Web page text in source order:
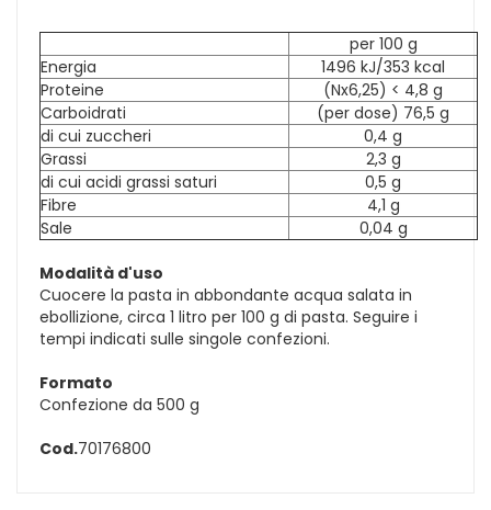
per 100 g
Energia
1496 kJ/353 kcal
Proteine
(Nx6,25) < 4,8 g
Carboidrati
(per dose) 76,5 g
di cui zuccheri
0,4 g
Grassi
2,3 g
di cui acidi grassi saturi
0,5 g
Fibre
4,1 g
Sale
0,04 g
Modalità d'uso
Cuocere la pasta in abbondante acqua salata in
ebollizione, circa 1 litro per 100 g di pasta. Seguire i
tempi indicati sulle singole confezioni.
Formato
Confezione da 500 g
Cod.70176800